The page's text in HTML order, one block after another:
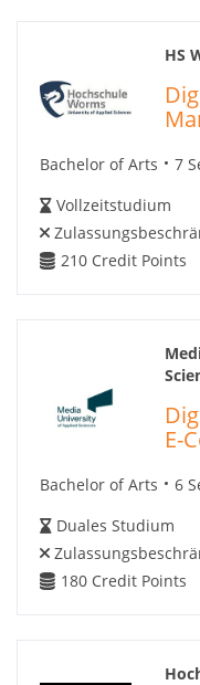
HS
Bachelor of Arts
7
Vollzeitstudium
210 Credit Points
E-
Bachelor of Arts
6
Duales Studium
180 Credit Points